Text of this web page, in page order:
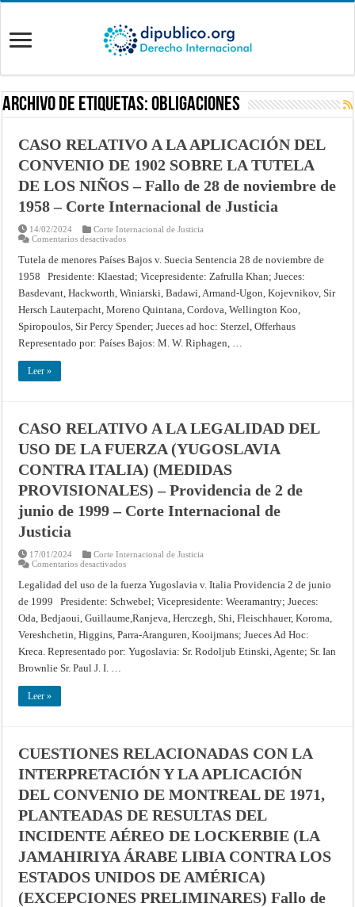
Archivo de Etiquetas:obligaciones
CASO RELATIVO A LA APLICACIÓN DEL
CONVENIO DE 1902 SOBRE LA TUTELA
DE LOS NIÑOS – Fallo de 28 de noviembre de
1958 – Corte Internacional de Justicia
14/02/2024
Corte Internacional de Justicia
Comentarios desactivadosen
RELATIVO
A
LA
APLICACIÓN
DEL
CONVENIO
DE
1902
SOBRE
LA
TUTELA
de
de
1958
–
Corte
Internacional
de
Justicia
Tutela de menores Países Bajos v. Suecia Sentencia 28 de noviembre de
1958 Presidente: Klaestad; Vicepresidente: Zafrulla Khan; Jueces:
Basdevant, Hackworth, Winiarski, Badawi, Armand-Ugon, Kojevnikov, Sir
Hersch Lauterpacht, Moreno Quintana, Cordova, Wellington Koo,
Spiropoulos, Sir Percy Spender; Jueces ad hoc: Sterzel, Offerhaus
Representado por: Países Bajos: M. W. Riphagen, …
Leer »
CASO RELATIVO A LA LEGALIDAD DEL
USO DE LA FUERZA (YUGOSLAVIA
CONTRA ITALIA) (MEDIDAS
PROVISIONALES) – Providencia de 2 de
junio de 1999 – Corte Internacional de
Justicia
17/01/2024
Corte Internacional de Justicia
Comentarios desactivadosen
RELATIVO
A
LA
LEGALIDAD
DEL
DE
LA
FUERZA
de
de
1999
–
Corte
Internacional
de
Justicia
Legalidad del uso de la fuerza Yugoslavia v. Italia Providencia 2 de junio
de 1999 Presidente: Schwebel; Vicepresidente: Weeramantry; Jueces:
Oda, Bedjaoui, Guillaume,Ranjeva, Herczegh, Shi, Fleischhauer, Koroma,
Vereshchetin, Higgins, Parra-Aranguren, Kooijmans; Jueces Ad Hoc:
Kreca. Representado por: Yugoslavia: Sr. Rodoljub Etinski, Agente; Sr. Ian
Brownlie Sr. Paul J. I. …
Leer »
CUESTIONES RELACIONADAS CON LA
INTERPRETACIÓN Y LA APLICACIÓN
DEL CONVENIO DE MONTREAL DE 1971,
PLANTEADAS DE RESULTAS DEL
INCIDENTE AÉREO DE LOCKERBIE (LA
JAMAHIRIYA ÁRABE LIBIA CONTRA LOS
ESTADOS UNIDOS DE AMÉRICA)
(EXCEPCIONES PRELIMINARES) Fallo de